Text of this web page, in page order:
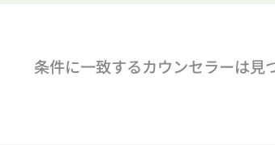
条件に一致するカウンセラーは見